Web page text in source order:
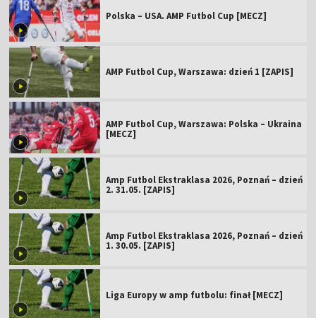
Polska – USA. AMP Futbol Cup [MECZ]
AMP Futbol Cup, Warszawa: dzień 1 [ZAPIS]
AMP Futbol Cup, Warszawa: Polska – Ukraina
[MECZ]
Amp Futbol Ekstraklasa 2026, Poznań – dzień
2. 31.05. [ZAPIS]
Amp Futbol Ekstraklasa 2026, Poznań – dzień
1. 30.05. [ZAPIS]
Liga Europy w amp futbolu: finał [MECZ]